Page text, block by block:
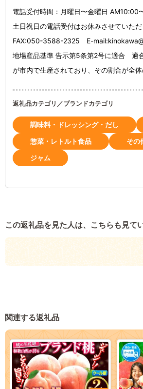
電話受付時間：月曜日〜金曜日 AM10:00
土日祝日の電話受付はお休みさせていただ
FAX:050-3588-2325 E-
地場産品基準 告示第5条第2号に適合 適
が市内で生産されており、その割合が全
返礼品カテゴリ／ブランドカテゴリ
調味料・ドレッシング・だし
惣菜・レトルト食品 その
ジャム
この返礼品を見た人は、こちらも見て
関連する返礼品